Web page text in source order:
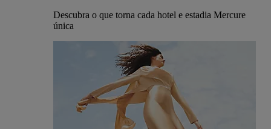
Descubra o que torna cada hotel e estadia Mercure
única